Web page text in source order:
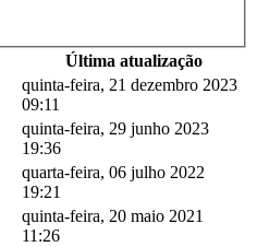
Última atualização
quinta-feira, 21 dezembro 2023
09:11
quinta-feira, 29 junho 2023
19:36
quarta-feira, 06 julho 2022
19:21
quinta-feira, 20 maio 2021
11:26